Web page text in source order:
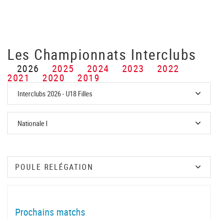
Les Championnats Interclubs
2026 2025 2024 2023 2022
2021 2020 2019
Prochains matchs